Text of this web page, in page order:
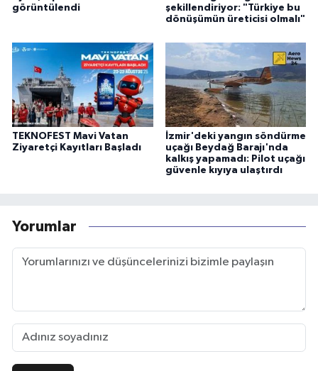
görüntülendi
şekillendiriyor: "Türkiye bu
dönüşümün üreticisi olmalı"
TEKNOFEST Mavi Vatan
Ziyaretçi Kayıtları Başladı
İzmir'deki yangın söndürme
uçağı Beydağ Barajı'nda
kalkış yapamadı: Pilot uçağı
güvenle kıyıya ulaştırdı
Yorumlar